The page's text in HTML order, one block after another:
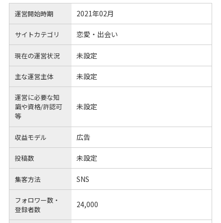
運営開始時期 2021年02月
サイトカテゴリ 恋愛・出会い
現在の運営状況 未設定
主な運営主体 未設定
運営に必要な知
識や資格/許認可
等
未設定
収益モデル 広告
投稿数 未設定
集客方法 SNS
フォロワー数・
登録者数
24,000